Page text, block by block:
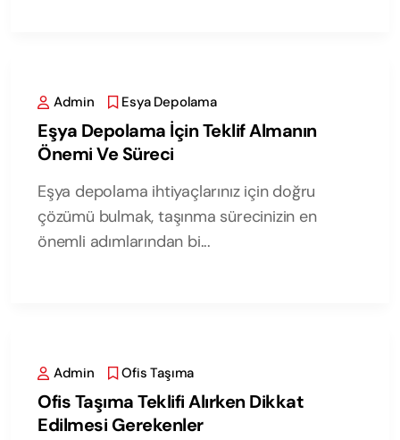
Admin Esya Depolama
Eşya Depolama İçin Teklif Almanın
Önemi Ve Süreci
Eşya depolama ihtiyaçlarınız için doğru
çözümü bulmak, taşınma sürecinizin en
önemli adımlarından bi...
Admin Ofis Taşıma
Ofis Taşıma Teklifi Alırken Dikkat
Edilmesi Gerekenler